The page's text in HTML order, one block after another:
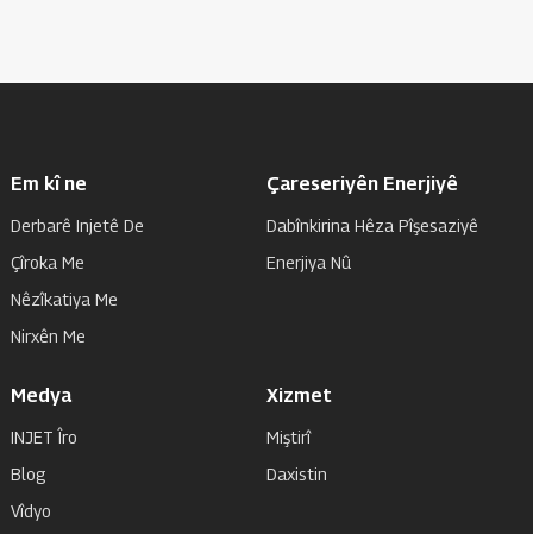
Em kî ne
Derbarê Injetê De
Çîroka Me
Nêzîkatiya Me
Nirxên Me
Çareseriyên Enerjiyê
Dabînkirina Hêza Pîşesaziyê
Enerjiya Nû
Medya
INJET Îro
Blog
Vîdyo
Xizmet
Miştirî
Daxistin